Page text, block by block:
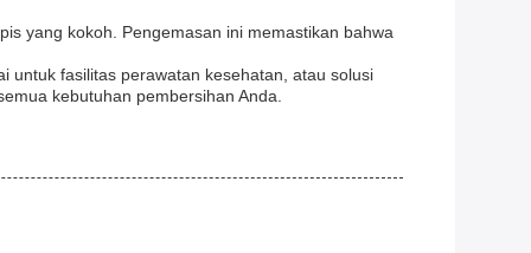
yang kokoh. Pengemasan ini memastikan bahwa
untuk fasilitas perawatan kesehatan, atau solusi
kebutuhan pembersihan Anda.